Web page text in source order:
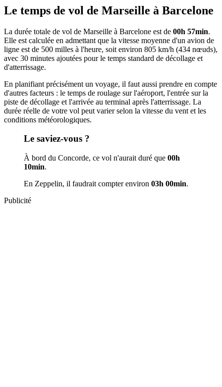
+
Le temps de vol de Marseille à Barcelone
La durée totale de vol de Marseille à Barcelone est de 00h 57min.
Elle est calculée en admettant que la vitesse moyenne d'un avion de
ligne est de 500 milles à l'heure, soit environ 805 km/h (434 nœuds),
avec 30 minutes ajoutées pour le temps standard de décollage et
d'atterrissage.
En planifiant précisément un voyage, il faut aussi prendre en compte
d'autres facteurs : le temps de roulage sur l'aéroport, l'entrée sur la
piste de décollage et l'arrivée au terminal après l'atterrissage. La
durée réelle de votre vol peut varier selon la vitesse du vent et les
conditions météorologiques.
Le saviez-vous ?
À bord du Concorde, ce vol n'aurait duré que 00h
10min.
En Zeppelin, il faudrait compter environ 03h 00min.
Publicité